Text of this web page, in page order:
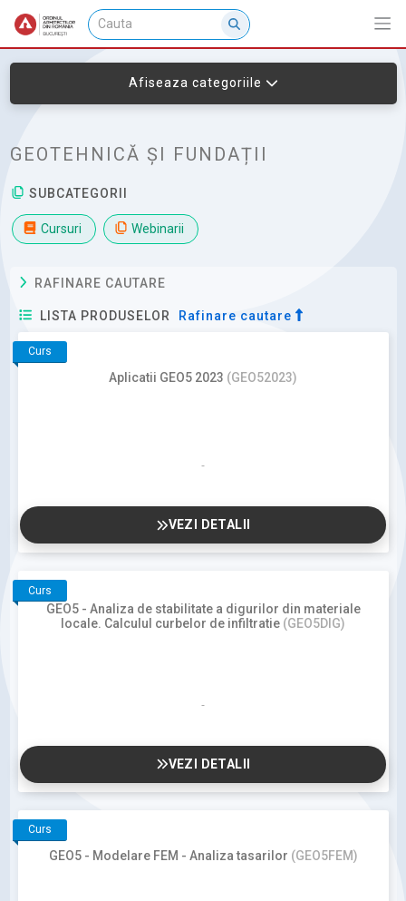
Afiseaza categoriile
GEOTEHNICĂ ȘI FUNDAȚII
SUBCATEGORII
Cursuri Webinarii
RAFINARE CAUTARE
LISTA PRODUSELOR Rafinare cautare
Curs
Aplicatii GEO5 2023 (GEO52023)
VEZI DETALII
Curs
GEO5 - Analiza de stabilitate a digurilor din materiale
locale. Calculul curbelor de infiltratie (GEO5DIG)
VEZI DETALII
Curs
GEO5 - Modelare FEM - Analiza tasarilor (GEO5FEM)